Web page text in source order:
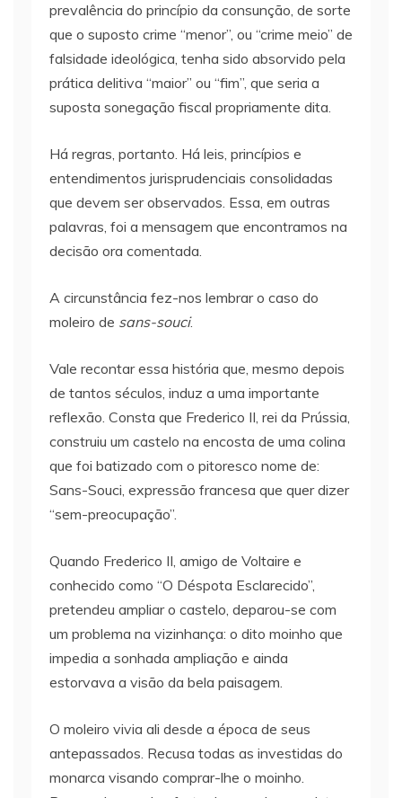
prevalência do princípio da consunção, de sorte
que o suposto crime “menor”, ou “crime meio” de
falsidade ideológica, tenha sido absorvido pela
prática delitiva “maior” ou “fim”, que seria a
suposta sonegação fiscal propriamente dita.
Há regras, portanto. Há leis, princípios e
entendimentos jurisprudenciais consolidadas
que devem ser observados. Essa, em outras
palavras, foi a mensagem que encontramos na
decisão ora comentada.
A circunstância fez-nos lembrar o caso do
moleiro de sans-souci.
Vale recontar essa história que, mesmo depois
de tantos séculos, induz a uma importante
reflexão. Consta que Frederico II, rei da Prússia,
construiu um castelo na encosta de uma colina
que foi batizado com o pitoresco nome de:
Sans-Souci, expressão francesa que quer dizer
“sem-preocupação”.
Quando Frederico II, amigo de Voltaire e
conhecido como “O Déspota Esclarecido”,
pretendeu ampliar o castelo, deparou-se com
um problema na vizinhança: o dito moinho que
impedia a sonhada ampliação e ainda
estorvava a visão da bela paisagem.
O moleiro vivia ali desde a época de seus
antepassados. Recusa todas as investidas do
monarca visando comprar-lhe o moinho.